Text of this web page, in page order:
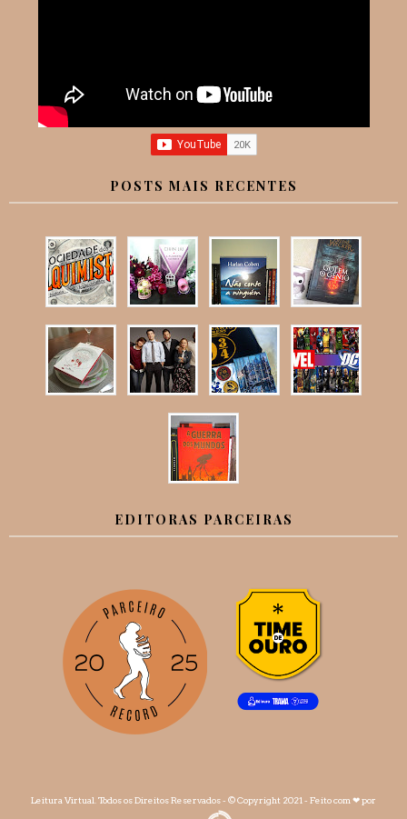
POSTS MAIS RECENTES
EDITORAS PARCEIRAS
Leitura Virtual . Todos os Direitos Reservados - © Copyright 2021 - Feito com ❤por